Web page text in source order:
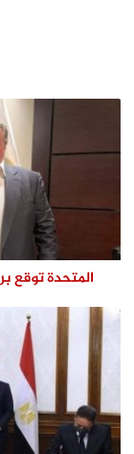
المتحدة توقع